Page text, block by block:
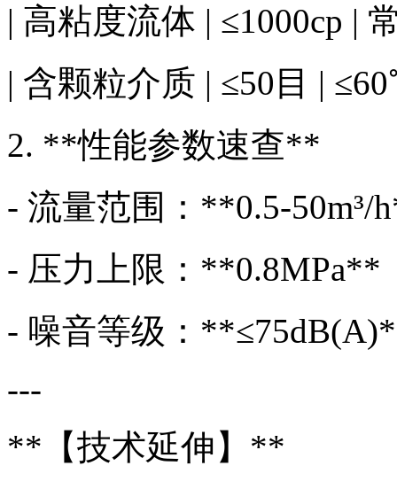
| 高粘度流体 | ≤1000cp |
| 含颗粒介质 | ≤50目 |
2. **性能参数速查**
- 流量范围：**0.5-
- 压力上限：**0.8MPa**
- 噪音等级：
---
**【技术延伸】**